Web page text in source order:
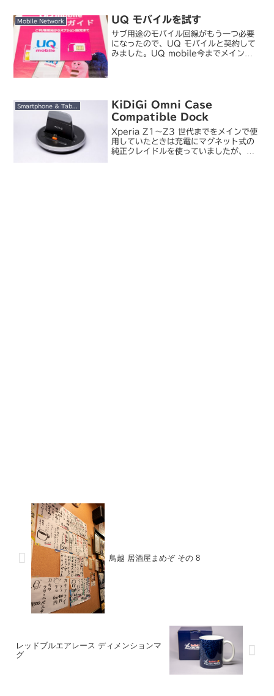
Mobile Network UQ モバイルを試す
サブ用途のモバイル回線がもう一つ必要
になったので、UQ モバイルと契約して
みました。UQ mobile今までメインの
KiDiGi Omni Case
Compatible Dock
Xperia Z1～Z3 世代までをメインで使
用していたときは充電にマグネット式の
純正クレイドルを使っていましたが、今
鳥越 居酒屋まめぞ その 8
レッドブルエアレース ディメンションマ
グ